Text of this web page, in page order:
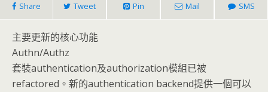
Share Tweet Pin Mail SMS
主要更新的核心功能
Authn/Authz
套裝authentication及authorization模組已被
refactored。新的authentication backend提供一個可以